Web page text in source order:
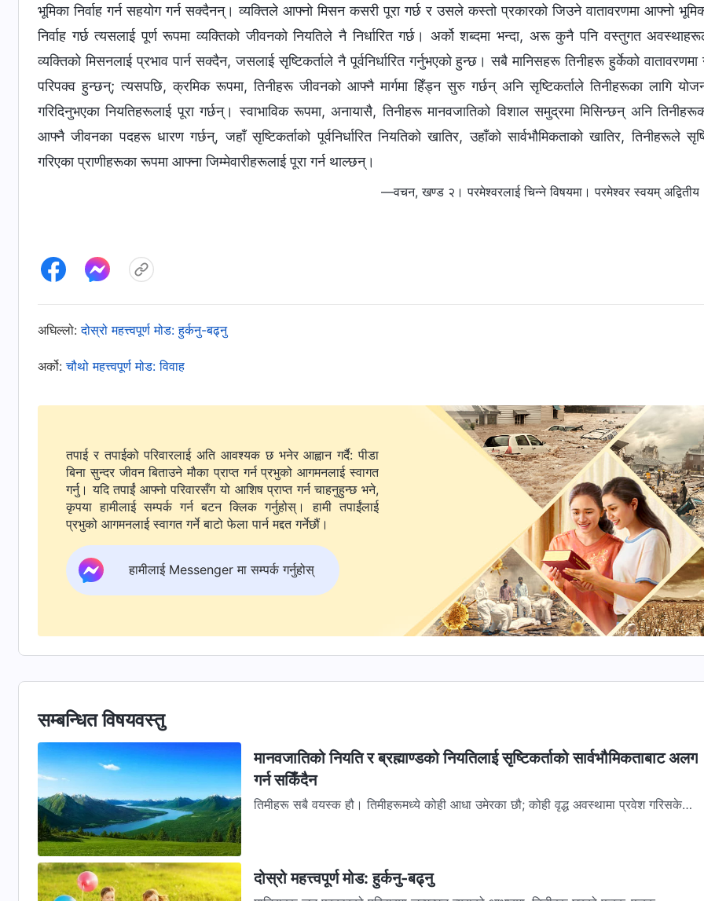
भूमिका निर्वाह गर्न सहयोग गर्न सक्दैनन्। व्यक्तिले आफ्‍नो मिसन कसरी पूरा गर्छ र उसले कस्तो प्रकारको जिउने वातावरणमा आफ्‍नो
निर्वाह गर्छ त्यसलाई पूर्ण रूपमा व्यक्तिको जीवनको नियतिले नै निर्धारित गर्छ। अर्को शब्‍दमा भन्दा, अरू कुनै पनि वस्तुगत
व्यक्तिको मिसनलाई प्रभाव पार्न सक्दैन, जसलाई सृष्टिकर्ताले नै पूर्वनिर्धारित गर्नुभएको हुन्छ। सबै मानिसहरू तिनीहरू हुर्केको वातावरणमा
परिपक्‍व हुन्छन्; त्यसपछि, क्रमिक रूपमा, तिनीहरू जीवनको आफ्‍नै मार्गमा हिँड्न सुरु गर्छन् अनि सृष्टिकर्ताले तिनीहरूका लागि
गरिदिनुभएका नियतिहरूलाई पूरा गर्छन्। स्वाभाविक रूपमा, अनायासै, तिनीहरू मानवजातिको विशाल समुद्रमा मिसिन्छन् अनि
आफ्‍नै जीवनका पदहरू धारण गर्छन्, जहाँ सृष्टिकर्ताको पूर्वनिर्धारित नियतिको खातिर, उहाँको सार्वभौमिकताको खातिर, तिनीहरूले
गरिएका प्राणीहरूका रूपमा आफ्ना जिम्‍मेवारीहरूलाई पूरा गर्न थाल्छन्।
—वचन, खण्ड २। परमेश्‍वरलाई चिन्‍ने विषयमा। परमेश्‍वर स्वयम् अद्वितीय
अघिल्लो:दोस्रो महत्त्वपूर्ण मोड: हुर्कनु-बढ्नु
अर्को:चौथो महत्त्वपूर्ण मोड: विवाह
तपाई र तपाईको परिवारलाई अति आवश्यक छ भनेर आह्वान गर्दै: पीडा
बिना सुन्दर जीवन बिताउने मौका प्राप्त गर्न प्रभुको आगमनलाई स्वागत
गर्नु। यदि तपाईं आफ्नो परिवारसँग यो आशिष प्राप्त गर्न चाहनुहुन्छ भने,
कृपया हामीलाई सम्पर्क गर्न बटन क्लिक गर्नुहोस्। हामी तपाईंलाई
प्रभुको आगमनलाई स्वागत गर्ने बाटो फेला पार्न मद्दत गर्नेछौं।
हामीलाई Messenger मा सम्पर्क गर्नुहोस्
सम्बन्धित विषयवस्तु
मानवजातिको नियति र ब्रह्माण्डको नियतिलाई सृष्टिकर्ताको सार्वभौमिकताबाट अलग
गर्न सकिँदैन
तिमीहरू सबै वयस्क हौ। तिमीहरूमध्ये कोही आधा उमेरका छौ; कोही वृद्ध अवस्थामा प्रवेश गरिसकेका
दोस्रो महत्त्वपूर्ण मोड: हुर्कनु-बढ्नु